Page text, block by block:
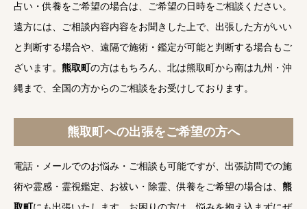
占い・供養をご希望の場合は、ご希望の日時をご相談ください。
遠方には、ご相談内容内容をお聞きした上で、出張した方がいい
と判断する場合や、遠隔で施術・鑑定が可能と判断する場合もご
ざいます。 熊取町の方はもちろん、北は熊取町から南は九州・沖
縄まで、全国の方からのご相談をお受けしております。
熊取町への出張をご希望の方へ
電話・メールでのお悩み・ご相談も可能ですが、出張訪問での施
術や霊感・霊視鑑定、お祓い・除霊、供養をご希望の場合は、 熊